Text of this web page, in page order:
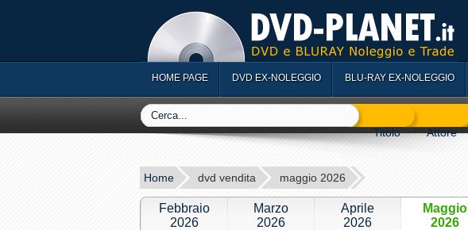
HOME PAGE DVD EX-NOLEGGIO BLU-RAY EX-NOLEGGIO
Home dvd vendita maggio 2026
Febbraio
2026
Marzo
2026
Aprile
2026
Maggio
2026